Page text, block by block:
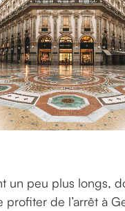
un peu plus longs,
profiter de l’arrêt à